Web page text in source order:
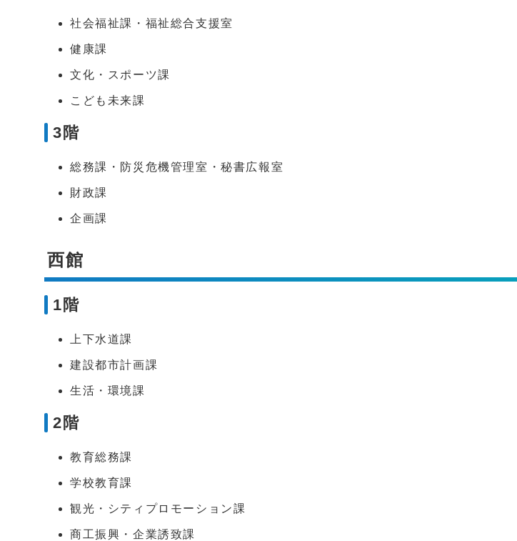
社会福祉課・福祉総合支援室
健康課
文化・スポーツ課
こども未来課
3階
総務課・防災危機管理室・秘書広報室
財政課
企画課
西館
1階
上下水道課
建設都市計画課
生活・環境課
2階
教育総務課
学校教育課
観光・シティプロモーション課
商工振興・企業誘致課